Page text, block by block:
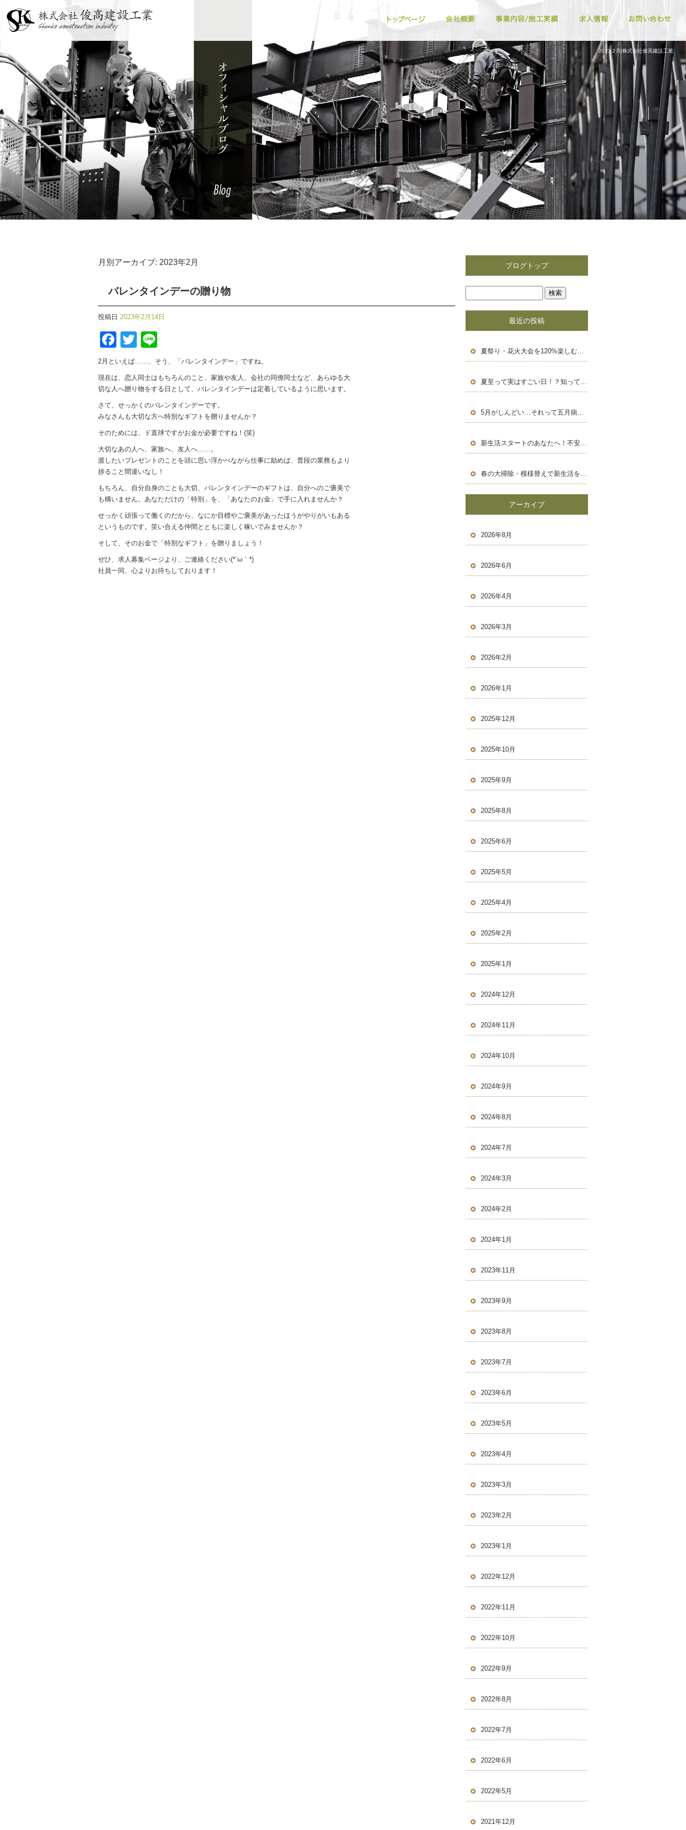
2023 2月|株式会社俊高建設工業
月別アーカイブ: 2023年2月
バレンタインデーの贈り物
投稿日 2023年2月14日
Facebook
Twitter
2月といえば……、そう、「バレンタインデー」ですね。
現在は、恋人同士はもちろんのこと、家族や友人、会社の同僚同士など、あらゆる大
切な人へ贈り物をする日として、バレンタインデーは定着しているように思います。
さて、せっかくのバレンタインデーです。
みなさんも大切な方へ特別なギフトを贈りませんか？
そのためには、ド直球ですがお金が必要ですね！(笑)
大切なあの人へ、家族へ、友人へ……。
渡したいプレゼントのことを頭に思い浮かべながら仕事に励めば、普段の業務もより
捗ること間違いなし！
もちろん、自分自身のことも大切、バレンタインデーのギフトは、自分へのご褒美で
も構いません。あなただけの「特別」を、「あなたのお金」で手に入れませんか？
せっかく頑張って働くのだから、なにか目標やご褒美があったほうがやりがいもある
というものです。笑い合える仲間とともに楽しく稼いでみませんか？
そして、そのお金で「特別なギフト」を贈りましょう！
ぜひ、求人募集ページより、ご連絡ください(*´ω｀*)
社員一同、心よりお待ちしております！
ブログトップ
最近の投稿
夏祭り・花火大会を120%楽しむための豆知識＆浴衣術！
夏至って実はすごい日！？知って得する豆知識と長い一日の楽しみ方
5月がしんどい…それって五月病かも？働く人のためのセルフケア術
新生活スタートのあなたへ！不安を自信に変える、新しい環境での過ごし方
春の大掃除・模様替えで新生活を気持ちよくスタートしよう！
アーカイブ
2026年8月
2026年6月
2026年4月
2026年3月
2026年2月
2026年1月
2025年12月
2025年10月
2025年9月
2025年8月
2025年6月
2025年5月
2025年4月
2025年2月
2025年1月
2024年12月
2024年11月
2024年10月
2024年9月
2024年8月
2024年7月
2024年3月
2024年2月
2024年1月
2023年11月
2023年9月
2023年8月
2023年7月
2023年6月
2023年5月
2023年4月
2023年3月
2023年2月
2023年1月
2022年12月
2022年11月
2022年10月
2022年9月
2022年8月
2022年7月
2022年6月
2022年5月
2021年12月